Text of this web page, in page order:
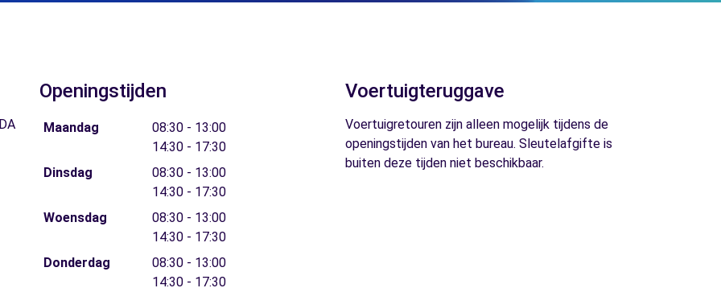
Openingstijden
Maandag
08:30 - 13:00
14:30 - 17:30
Dinsdag
08:30 - 13:00
14:30 - 17:30
Woensdag
08:30 - 13:00
14:30 - 17:30
Donderdag
08:30 - 13:00
14:30 - 17:30
Voertuigteruggave
Voertuigretouren zijn alleen mogelijk tijdens de
openingstijden van het bureau. Sleutelafgifte is
buiten deze tijden niet beschikbaar.